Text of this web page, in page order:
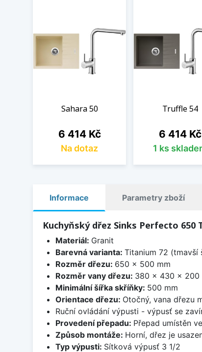
Sahara 50
Cena
6 414 Kč
Na dotaz
Truffle 54
Cena
6 414 Kč
1 ks
Informace Parametry zboží
Kuchyňský dřez Sinks Perfecto 650
Materiál: Granit
Barevná varianta: Titanium 72 (tmavší
Rozměr dřezu: 650 x 500 mm
Rozměr vany dřezu: 380 x 430 x 200
Minimální šířka skříňky: 500 mm
Orientace dřezu: Otočný, vana dřezu
Ruční ovládání výpusti - výpusť se
Provedení přepadu: Přepad umístěn
Způsob montáže: Horní, dřez je
Typ výpusti: Sítková výpusť 3 1/2